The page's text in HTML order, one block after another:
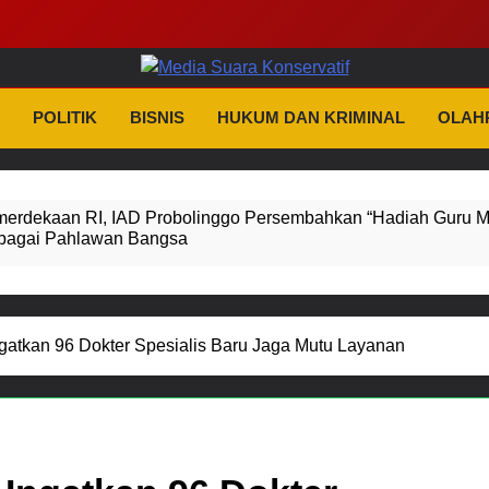
Suara
POLITIK BISNIS HUKUM DAN KRIMINAL
RI, IAD Probolinggo Persembahkan “Hadiah Guru
Pahlawan Bangsa
Perkuat Sinergitas Ulama dan Umara Melalui Program
96 Dokter Spesialis Baru Jaga Mutu Layanan